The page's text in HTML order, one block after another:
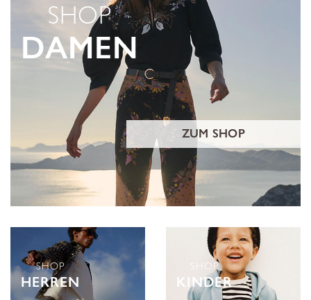
SHOP
DAMEN
ZUM SHOP
SHOP
HERREN
SHOP
KINDER